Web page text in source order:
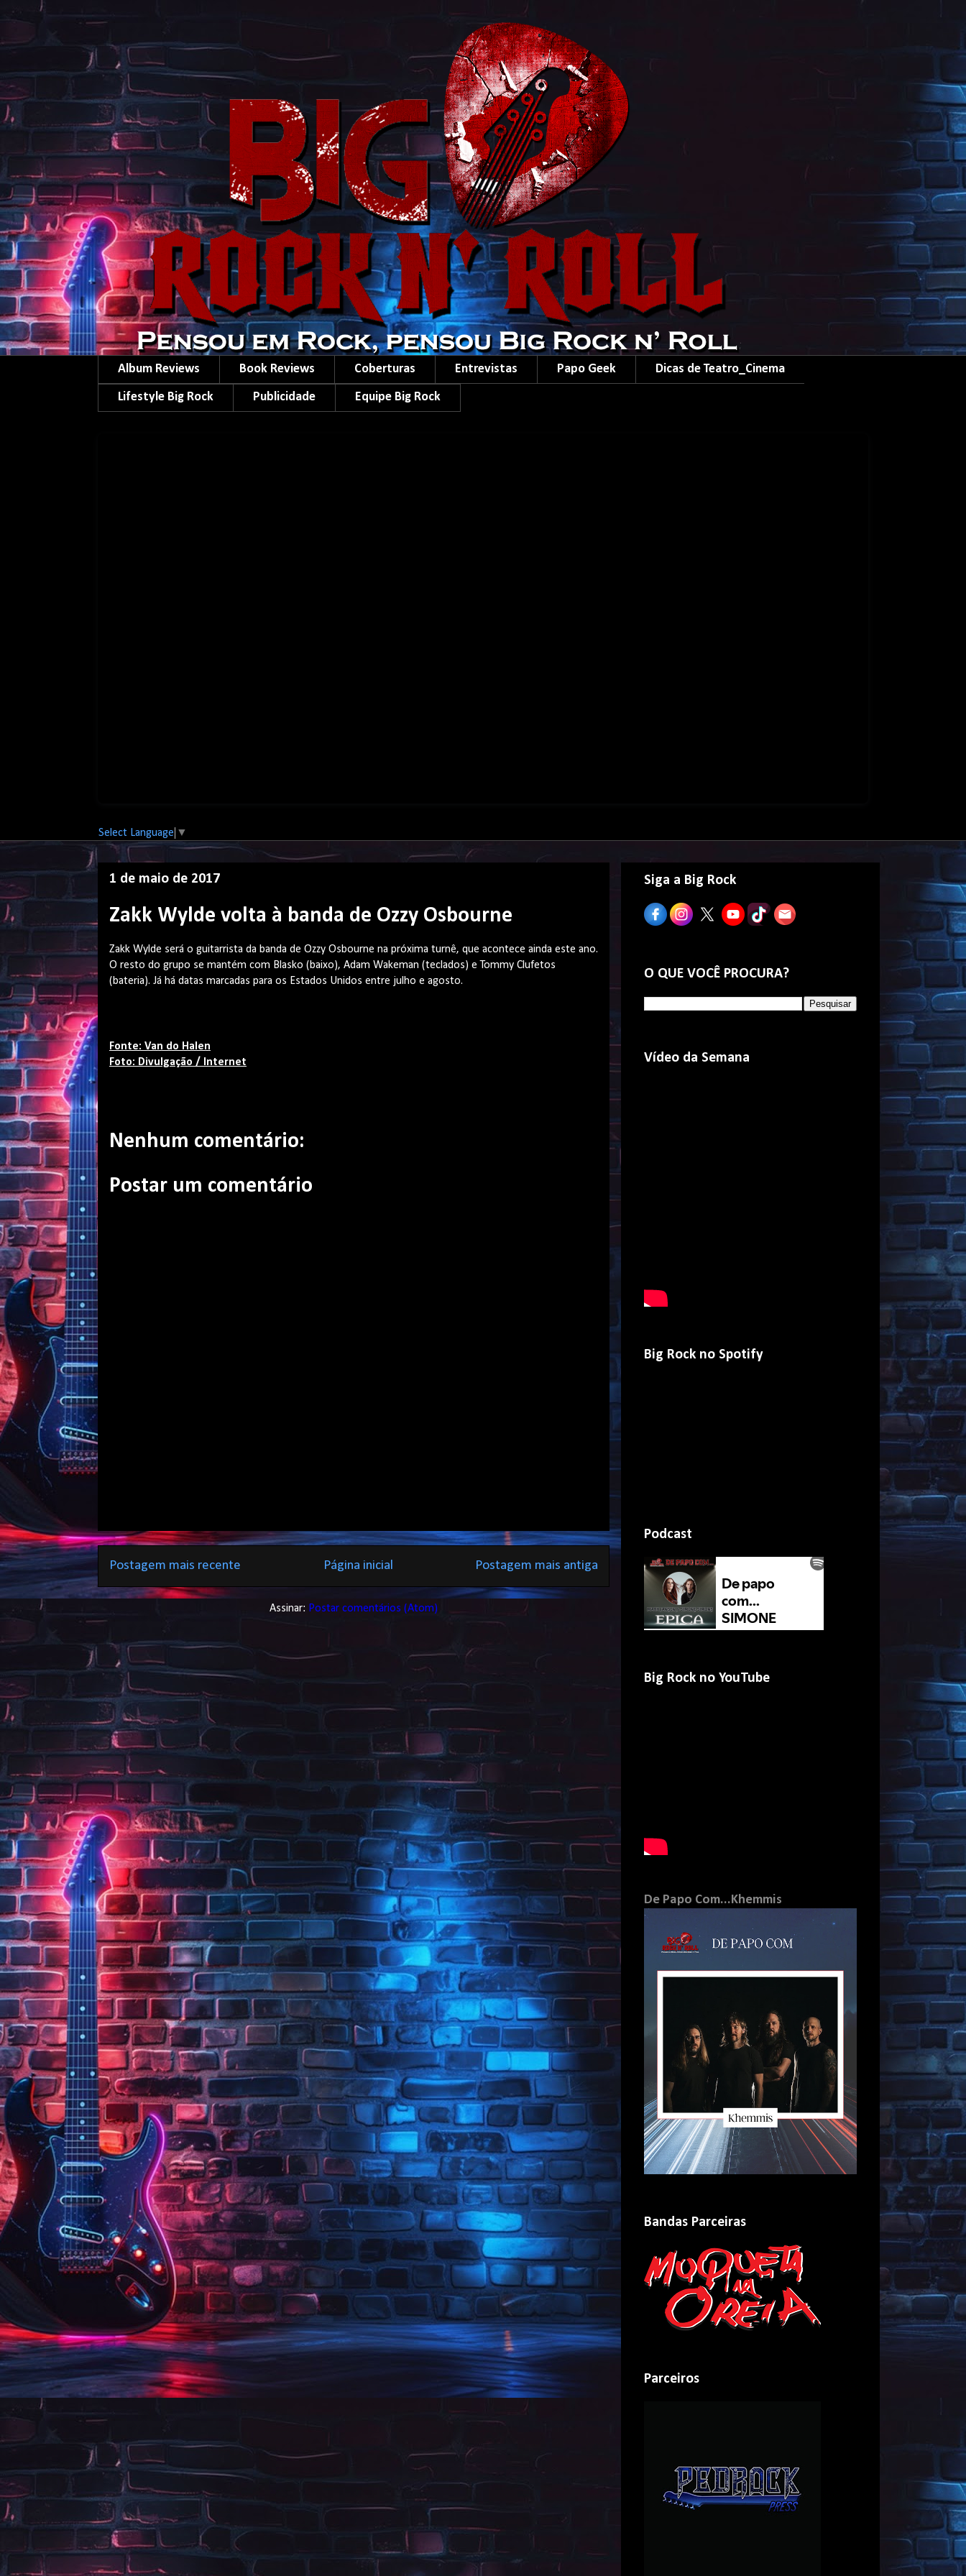
Album Reviews Book Reviews Coberturas Entrevistas Papo Geek Dicas de Teatro_Cinema
Lifestyle Big Rock Publicidade Equipe Big Rock
Select Language ▼
1 de maio de 2017
Zakk Wylde volta à banda de Ozzy Osbourne
Zakk Wylde será o guitarrista da banda de Ozzy Osbourne na próxima turnê, que acontece ainda este ano.
O resto do grupo se mantém com Blasko (baixo), Adam Wakeman (teclados) e Tommy Clufetos
(bateria). Já há datas marcadas para os Estados Unidos entre julho e agosto.
Fonte: Van do Halen
Foto: Divulgação / Internet
Nenhum comentário:
Postar um comentário
Postagem mais recente Postagem mais antiga
Página inicial
Assinar: Postar comentários (Atom)
Siga a Big Rock
O QUE VOCÊ PROCURA?
Vídeo da Semana
Big Rock no Spotify
Podcast
Big Rock no YouTube
De Papo Com...Khemmis
Bandas Parceiras
Parceiros